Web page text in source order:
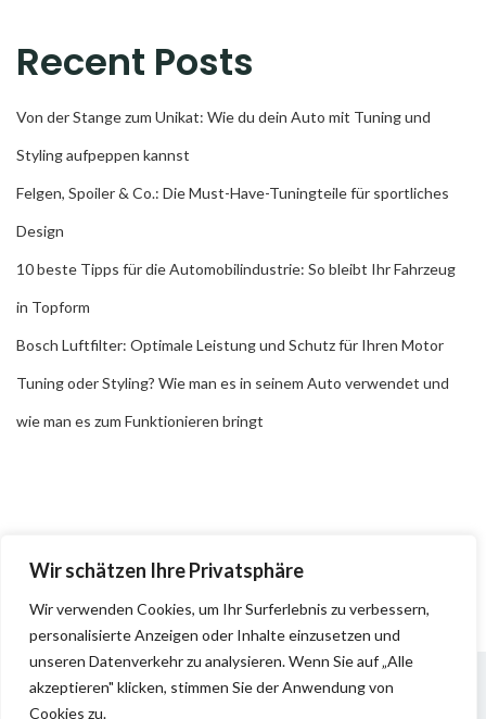
Wir schätzen Ihre Privatsphäre
Wir verwenden Cookies, um Ihr Surferlebnis zu verbessern,
personalisierte Anzeigen oder Inhalte einzusetzen und
unseren Datenverkehr zu analysieren. Wenn Sie auf „Alle
akzeptieren" klicken, stimmen Sie der Anwendung von
Cookies zu.
Recent Posts
Von der Stange zum Unikat: Wie du dein Auto mit Tuning und
Styling aufpeppen kannst
Felgen, Spoiler & Co.: Die Must-Have-Tuningteile für sportliches
Design
10 beste Tipps für die Automobilindustrie: So bleibt Ihr Fahrzeug
in Topform
Bosch Luftfilter: Optimale Leistung und Schutz für Ihren Motor
Tuning oder Styling? Wie man es in seinem Auto verwendet und
wie man es zum Funktionieren bringt